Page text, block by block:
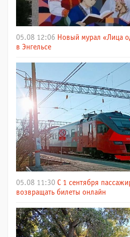
05.08 12:06 Новый мурал «Лица
в Энгельсе
05.08 11:30 С 1 сентября
возвращать билеты онлайн